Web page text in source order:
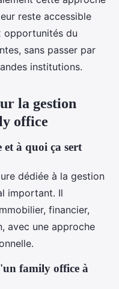
reste accessible
opportunités du
sans passer par
institutions.
la gestion
office
à quoi ça sert
dédiée à la gestion
important. Il
financier,
avec une approche
family office à